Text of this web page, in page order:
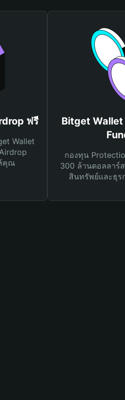
ฟรี
Wallet
คุณ
Bitget
กองทุน
300 ล้านดอลลาร์
สินทรัพย์และธุ